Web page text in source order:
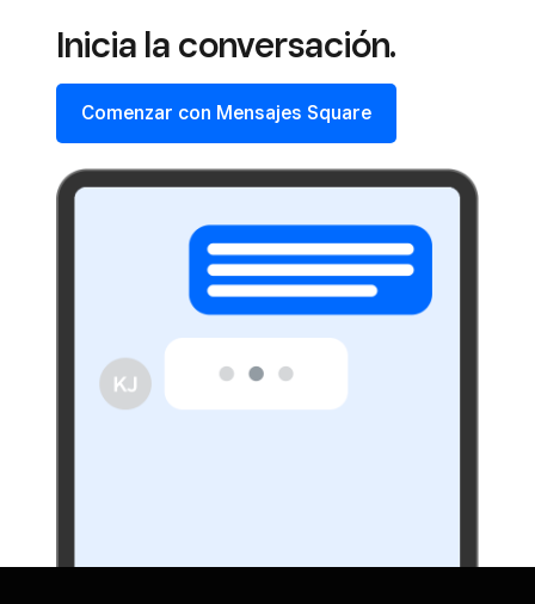
Inicia la conversación.
Comenzar con Mensajes Square